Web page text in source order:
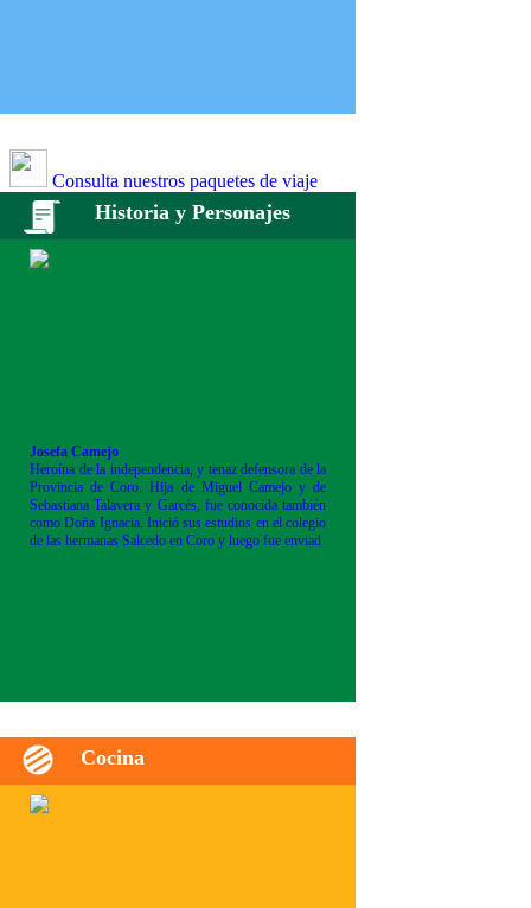
Consulta nuestros paquetes de viaje
Historia y Personajes
Josefa Camejo
Heroína de la independencia, y tenaz defensora de la
Provincia de Coro. Hija de Miguel Camejo y de
Sebastiana Talavera y Garcés, fue conocida también
como Doña Ignacia. Inició sus estudios en el colegio
de las hermanas Salcedo en Coro y luego fue enviad
Cocina